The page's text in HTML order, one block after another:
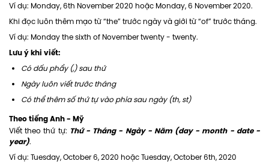
Ví dụ: Monday, 6th November 2020 hoặc Monday, 6 November 2020.
Khi đọc luôn thêm mạo từ “the” trước ngày và giới từ “of” trước tháng.
Ví dụ: Monday the sixth of November twenty - twenty.
Lưu ý khi viết:
Có dấu phẩy (,) sau thứ
Ngày luôn viết trước tháng
Có thể thêm số thứ tự vào phía sau ngày (th, st)
Theo tiếng Anh - Mỹ
Viết theo thứ tự: Thứ - Tháng - Ngày - Năm (day - month - date -
year).
Ví dụ: Tuesday, October 6, 2020 hoặc Tuesday, October 6th, 2020